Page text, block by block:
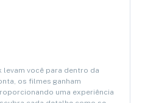
levam você para dentro da
os filmes ganham
uma experiência